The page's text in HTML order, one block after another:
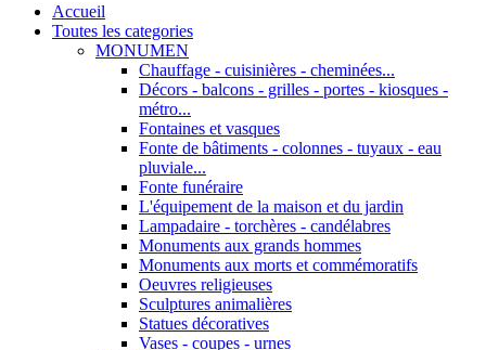
Accueil
Toutes les categories
MONUMEN
Chauffage - cuisinières - cheminées...
Décors - balcons - grilles - portes - kiosques -
métro...
Fontaines et vasques
Fonte de bâtiments - colonnes - tuyaux - eau
pluviale...
Fonte funéraire
L'équipement de la maison et du jardin
Lampadaire - torchères - candélabres
Monuments aux grands hommes
Monuments aux morts et commémoratifs
Oeuvres religieuses
Sculptures animalières
Statues décoratives
Vases - coupes - urnes